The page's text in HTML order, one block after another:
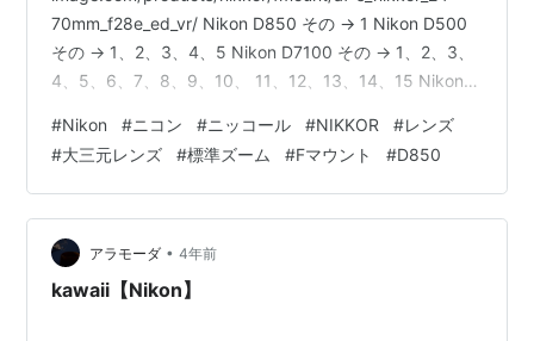
70mm_f28e_ed_vr/ Nikon D850 その → 1 Nikon D500
その → 1、2、3、4、5 Nikon D7100 その → 1、2、3、
4、5、6、7、8、9、10、 11、12、13、14、15 Nikon
その その → 1、2、3、4、5、6、7、8、9 ポチったっ
た。AF-S NIKKOR 24-70mm f/2.8E ED VR ht…
#Nikon #ニコン #ニッコール #NIKKOR #レンズ
#大三元レンズ #標準ズーム #Fマウント #D850
アラモーダ • 4年前
kawaii【Nikon】